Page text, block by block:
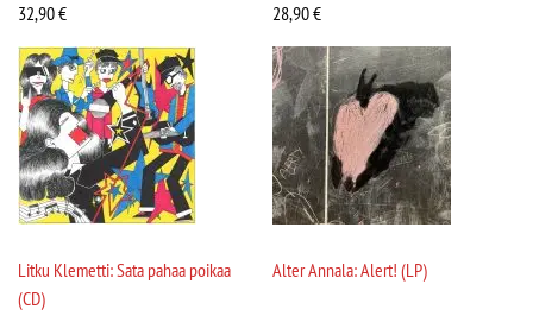
32,90€ 28,90€
Litku Klemetti: Sata pahaa poikaa
(CD)
Alter Annala: Alert! (LP)